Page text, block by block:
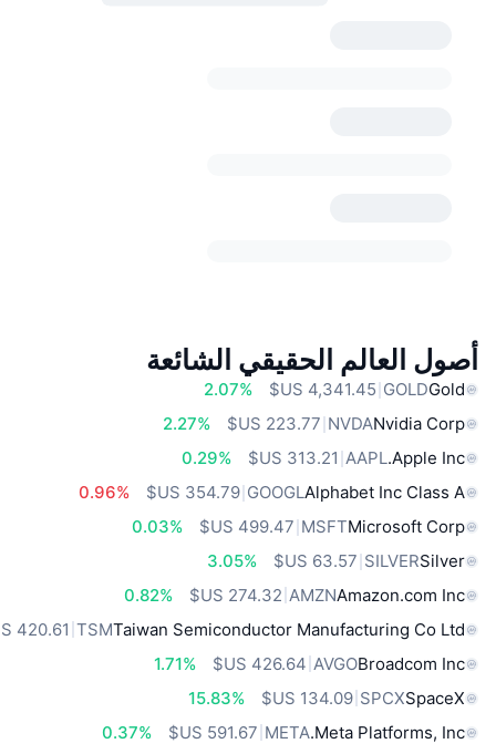
أصول العالم الحقيقي الشائعة
Gold
GOLD
2.07%
Nvidia Corp
NVDA
2.27%
Apple Inc.
AAPL
0.29%
Alphabet Inc Class A
GOOGL
‏354.79 US$
0.96%
Microsoft Corp
MSFT
0.03%
Silver
SILVER
3.05%
Amazon.com Inc
AMZN
0.82%
Taiwan Semiconductor Manufacturing Co Ltd
TSM
Broadcom Inc
AVGO
1.71%
SpaceX
SPCX
‏134.09 US$
15.83%
Meta Platforms, Inc.
META
0.37%